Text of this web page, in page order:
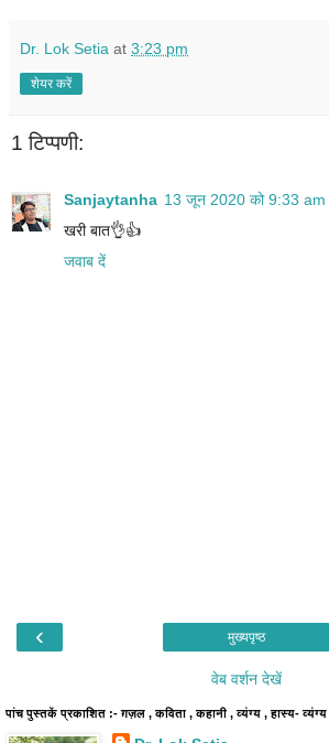
Dr. Lok Setia at 3:23 pm
शेयर करें
1 टिप्पणी:
Sanjaytanha 13 जून 2020 को 9:33
खरी बात👌👍
जवाब दें
‹ मुख्यपृष्ठ
वेब वर्शन देखें
पांच पुस्तकें प्रकाशित :- ग़ज़ल , कविता , कहानी , व्यंग्य , हास्य-